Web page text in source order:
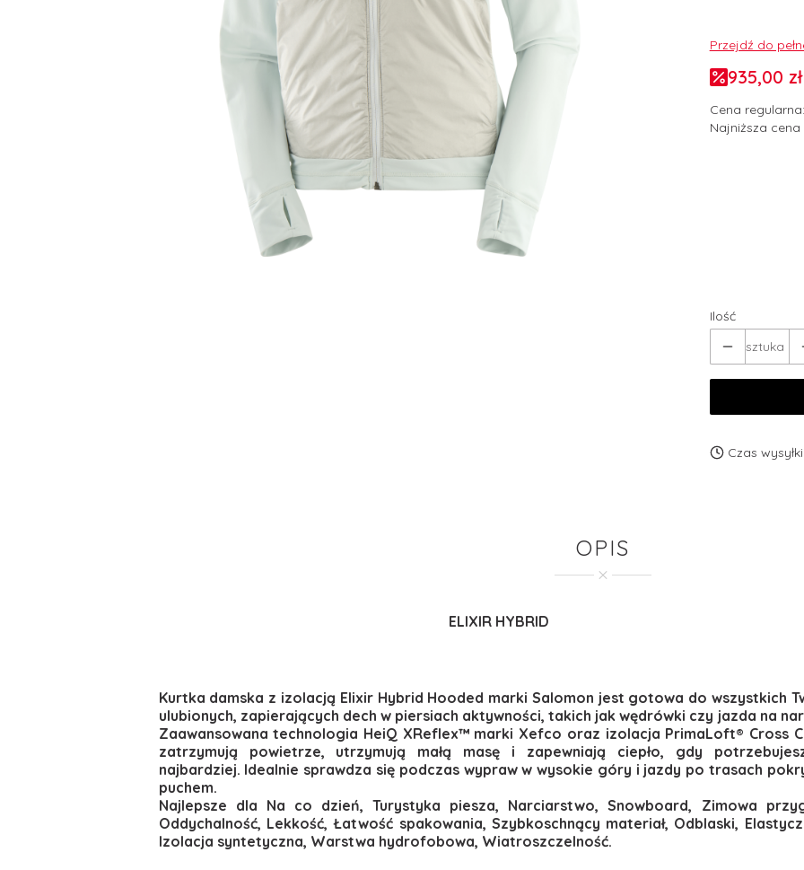
Przejdź do
935,00 zł
Cena regularna:
Najniższa
Ilość
sztuka
Czas wysyłki:
OPIS
ELIXIR HYBRID
Kurtka damska z izolacją Elixir Hybrid Hooded marki Salomon jest gotowa do wszystkich
ulubionych, zapierających dech w piersiach aktywności, takich jak wędrówki czy jazda na
Zaawansowana technologia HeiQ XReflex™ marki Xefco oraz izolacja PrimaLoft® Cross
zatrzymują powietrze, utrzymują małą masę i zapewniają ciepło, gdy
najbardziej. Idealnie sprawdza się podczas wypraw w wysokie góry i jazdy po trasach
puchem.
Najlepsze dla Na co dzień, Turystyka piesza, Narciarstwo, Snowboard, Zimowa
Oddychalność, Lekkość, Łatwość spakowania, Szybkoschnący materiał, Odblaski,
Izolacja syntetyczna, Warstwa hydrofobowa, Wiatroszczelność.